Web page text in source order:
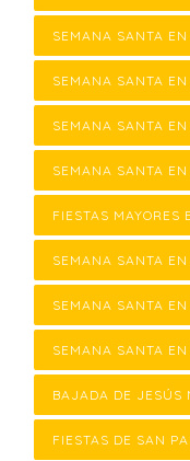
SEMANA SANTA
SEMANA SANTA
SEMANA SANTA
SEMANA SANTA
FIESTAS MAYORES
SEMANA SANTA
SEMANA SANTA
SEMANA SANTA
BAJADA DE JESÚS
FIESTAS DE SAN